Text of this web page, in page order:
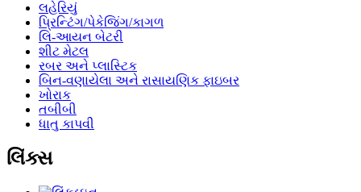
લહેરિયું
પ્રિન્ટિંગ/પેકેજિંગ/કાગળ
લિ-આયન બેટરી
શીટ મેટલ
રબર અને પ્લાસ્ટિક
બિન-વણાયેલા અને રાસાયણિક ફાઇબર
ખોરાક
તબીબી
ધાતુ કાપવી
લિંક્સ